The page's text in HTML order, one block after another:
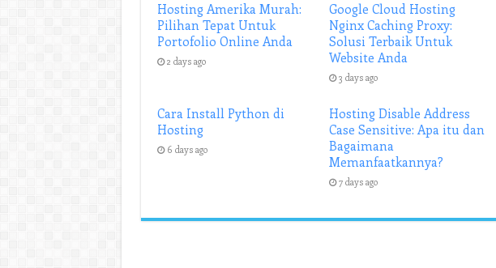
Hosting Amerika Murah:
Pilihan Tepat Untuk
Portofolio Online Anda
2 days ago
Google Cloud Hosting
Nginx Caching Proxy:
Solusi Terbaik Untuk
Website Anda
3 days ago
Cara Install Python di
Hosting
6 days ago
Hosting Disable Address
Case Sensitive: Apa itu dan
Bagaimana
Memanfaatkannya?
7 days ago